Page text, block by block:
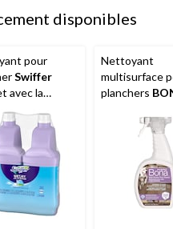
disponibles
pour
Swiffer
avec la
de Dawn,
frais
Nettoyant
multisurface
planchers
compagnie,